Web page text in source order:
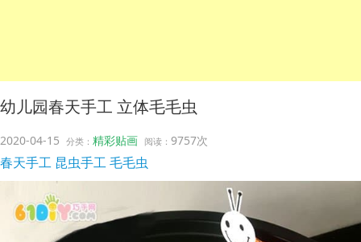
幼儿园春天手工 立体毛毛虫
2020-04-15 分类： 精彩贴画 阅读： 9757次
春天手工 昆虫手工毛毛虫